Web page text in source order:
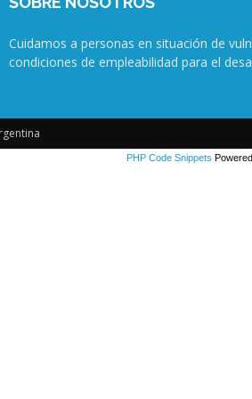
Cuidamos a personas en situación de
condiciones de empleabilidad para el
PHP Code Snippets